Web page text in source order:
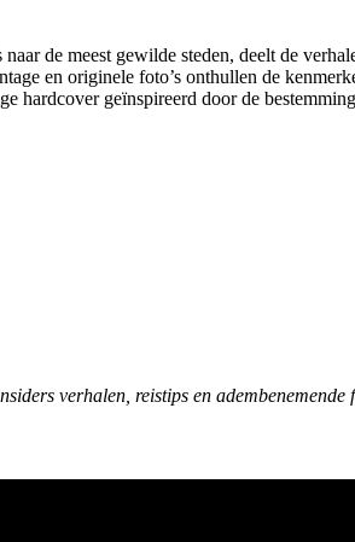
de meest gewilde steden, deelt de
en originele foto’s onthullen de
hardcover geïnspireerd door de
verhalen, reistips en adembenemende